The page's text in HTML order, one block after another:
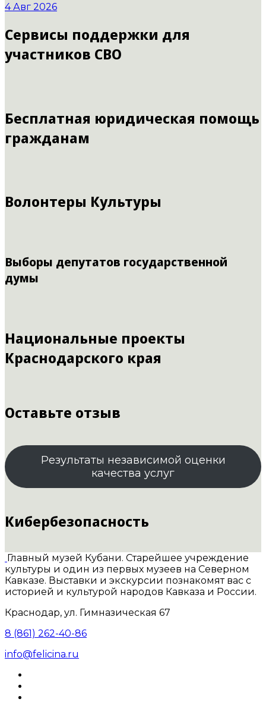
4 Авг 2026
Сервисы поддержки для
участников СВО
Бесплатная юридическая помощь
гражданам
Волонтеры Культуры
Выборы депутатов государственной
думы
Национальные проекты
Краснодарского края
Оставьте отзыв
Результаты независимой оценки
качества услуг
Кибербезопасность
Главный музей Кубани. Старейшее учреждение
культуры и один из первых музеев на Северном
Кавказе. Выставки и экскурсии познакомят вас с
историей и культурой народов Кавказа и России.
Краснодар, ул. Гимназическая 67
8 (861) 262-40-86
info@felicina.ru